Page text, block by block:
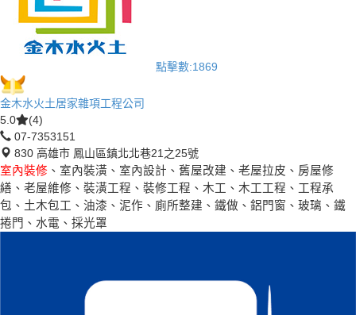
點擊數:1869
金木水火土居家雜項工程公司
5.0
(4)
07-7353151
830 高雄市 鳳山區鎮北北巷21之25號
室內裝修 、室內裝潢、室內設計、舊屋改建、老屋拉皮、房屋修
繕、老屋維修、裝潢工程、裝修工程、木工、木工工程、工程承
包、土木包工、油漆、泥作、廁所整建、鐵做、鋁門窗、玻璃、鐵
捲門、水電、採光罩